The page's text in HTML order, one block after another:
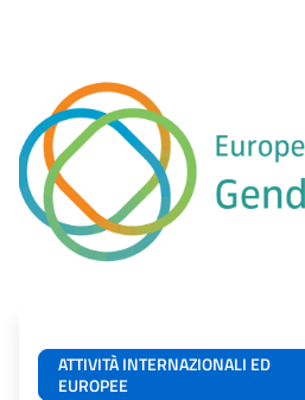
ATTIVITÀ INTERNAZIONALI ED
EUROPEE